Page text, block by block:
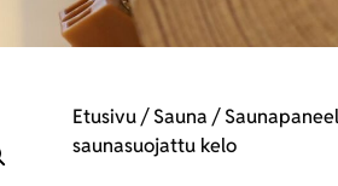
Etusivu/Sauna /
saunasuojattu kelo